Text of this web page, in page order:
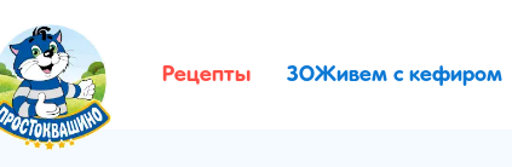
Рецепты ЗОЖивем с кефиром